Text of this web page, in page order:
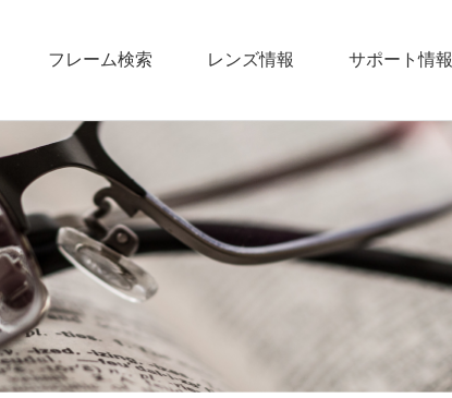
フレーム検索 レンズ情報 サポート情報